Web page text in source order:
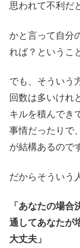
思われて不利だ
かと言って自分
れば？というこ
でも、そういう
回数は多いけれ
キルを積んでき
事情だったりで
が結構あるので
だからそういう
「あなたの場
通してあなたが
大丈夫」